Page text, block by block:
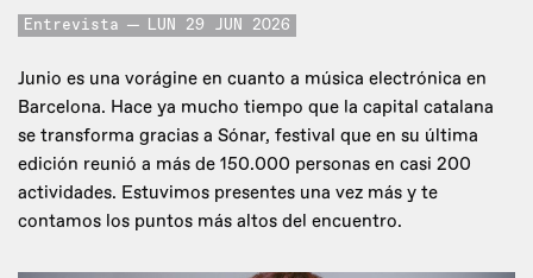
Entrevista LUN 29 JUN 2026
Junio es una vorágine en cuanto a música electrónica en
Barcelona. Hace ya mucho tiempo que la capital catalana
se transforma gracias a Sónar, festival que en su última
edición reunió a más de 150.000 personas en casi 200
actividades. Estuvimos presentes una vez más y te
contamos los puntos más altos del encuentro.